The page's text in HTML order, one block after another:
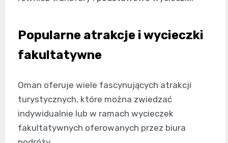
Popularne atrakcje i wycieczki
fakultatywne
Oman oferuje wiele fascynujących atrakcji
turystycznych, które można zwiedzać
indywidualnie lub w ramach wycieczek
fakultatywnych oferowanych przez biura